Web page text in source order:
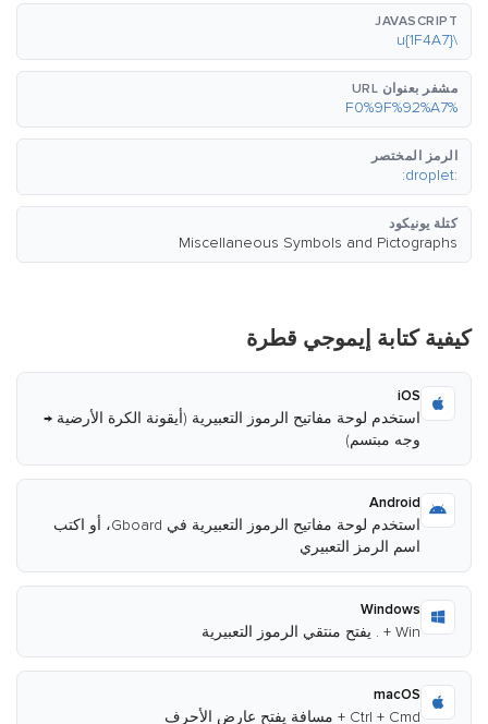
JAVASCRIPT
\u{1F4A7}
مشفر بعنوان URL
%F0%9F%92%A7
الرمز المختصر
:droplet:
كتلة يونيكود
Miscellaneous Symbols and Pictographs
كيفية كتابة إيموجي قطرة
iOS
استخدم لوحة مفاتيح الرموز التعبيرية (أيقونة الكرة الأرضية →
وجه مبتسم)
Android
استخدم لوحة مفاتيح الرموز التعبيرية في Gboard، أو اكتب
اسم الرمز التعبيري
Windows
Win + . يفتح منتقي الرموز التعبيرية
macOS
Ctrl + Cmd + مسافة يفتح عارض الأحرف